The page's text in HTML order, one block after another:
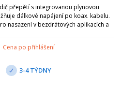
přepětí s integrovanou plynovou
dálkové napájení po koax. kabelu.
nasazení v bezdrátových aplikacích a
Cena po přihlášení
3-4 TÝDNY